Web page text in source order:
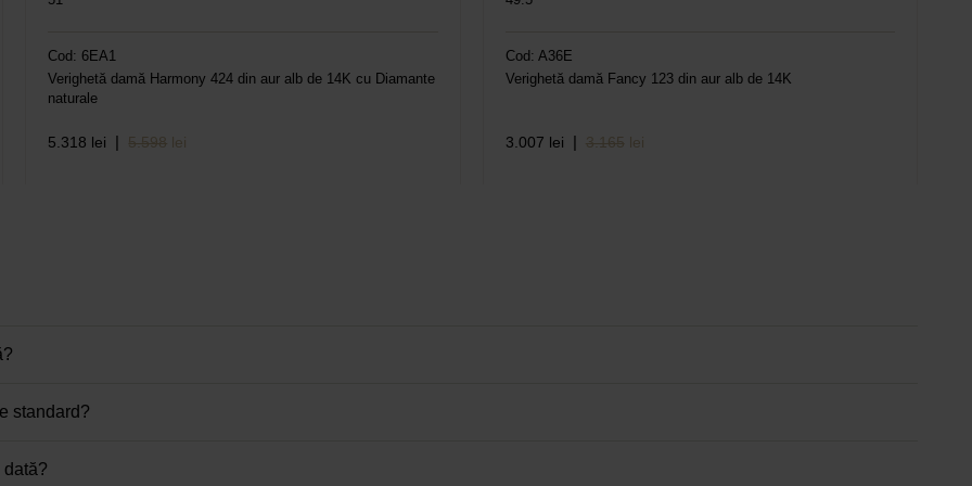
Cod: 6EA1
Verighetă damă Harmony 424 din aur alb de 14K cu Diamante
naturale
5.318 lei | 5.598 lei
Cod: A36E
Verighetă damă Fancy 123 din aur alb de 14K
3.007 lei | 3.165 lei
standard?